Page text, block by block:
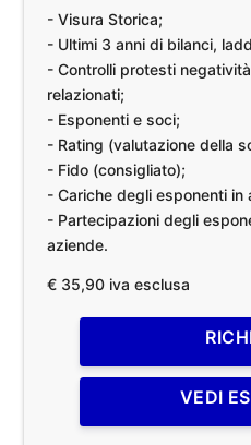
- Visura Storica;
- Ultimi 3 anni di bilanci,
- Controlli protesti
relazionati;
- Esponenti e soci;
- Rating (valutazione della
- Fido (consigliato);
- Cariche degli esponenti in
- Partecipazioni degli
aziende.
€ 35,90 iva esclusa
VEDI